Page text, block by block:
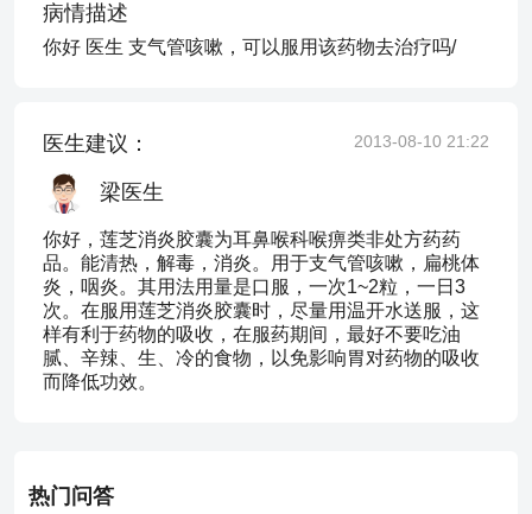
病情描述
你好 医生 支气管咳嗽，可以服用该药物去治疗吗/
医生建议： 2013-08-10 21:22
梁医生
你好，莲芝消炎胶囊为耳鼻喉科喉痹类非处方药药
品。能清热，解毒，消炎。用于支气管咳嗽，扁桃体
炎，咽炎。其用法用量是口服，一次1~2粒，一日3
次。在服用莲芝消炎胶囊时，尽量用温开水送服，这
样有利于药物的吸收，在服药期间，最好不要吃油
腻、辛辣、生、冷的食物，以免影响胃对药物的吸收
而降低功效。
热门问答